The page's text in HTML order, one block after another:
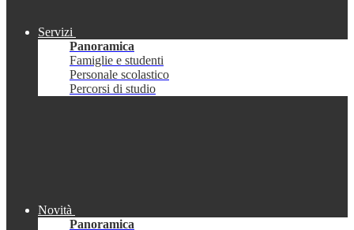
Servizi
Panoramica
Famiglie e studenti
Personale scolastico
Percorsi di studio
Novità
Panoramica